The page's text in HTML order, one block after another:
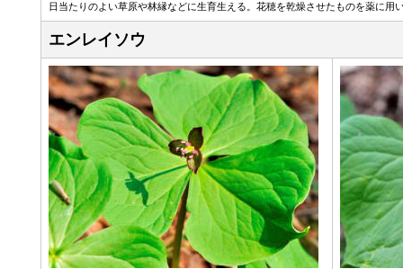
日当たりのよい草原や林縁などに生育生える。花穂を乾燥させたものを薬に用
エンレイソウ